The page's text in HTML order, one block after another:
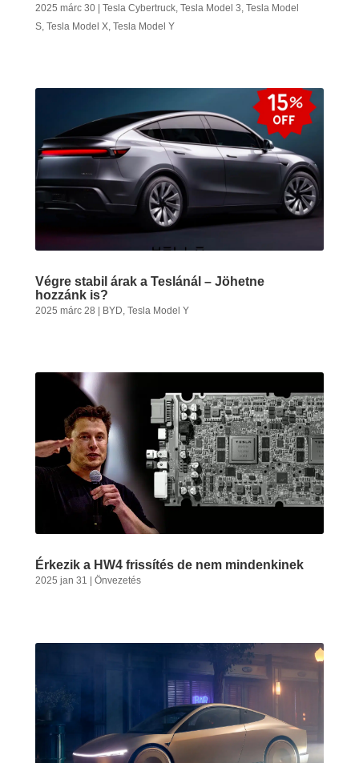
2025 márc 30| Tesla Cybertruck, Tesla Model 3 Tesla Model
S, Tesla Model X, Tesla Model Y
Végre stabil árak a Teslánál – Jöhetne
hozzánk is?
2025 márc 28 | BYD Tesla Model Y
Érkezik a HW4 frissítés de nem mindenkinek
2025 jan 31 Önvezetés